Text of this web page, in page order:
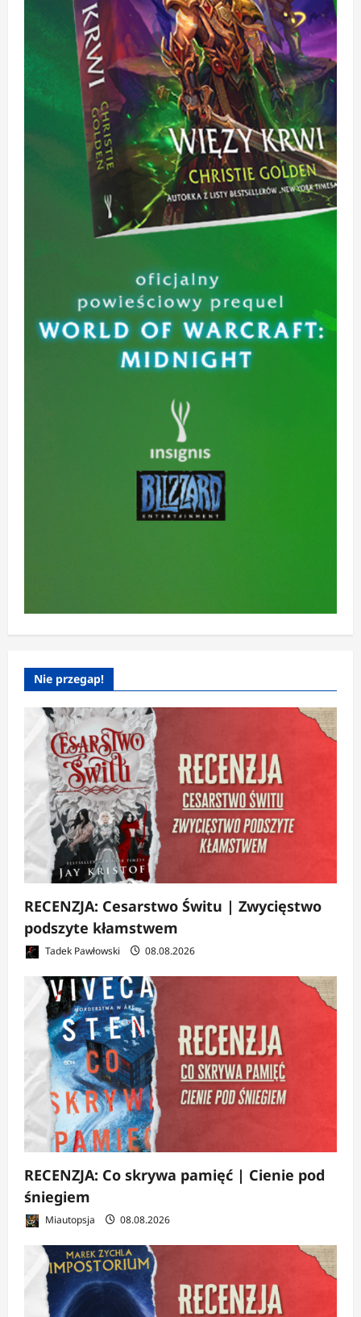
Nie przegap!
RECENZJA: Cesarstwo Świtu | Zwycięstwo
podszyte kłamstwem
Tadek Pawłowski 08.08.2026
RECENZJA: Co skrywa pamięć | Cienie pod
śniegiem
Miautopsja 08.08.2026